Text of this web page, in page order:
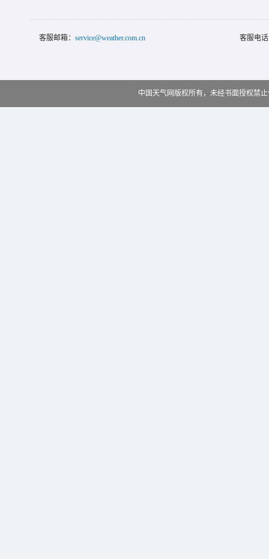
客服邮箱： service@weather.com.cn 客服电
中国天气网版权所有，未经书面授权